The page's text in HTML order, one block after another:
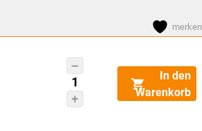
merken
CANON
Tintenpatrone
magenta
In den
Warenkorb